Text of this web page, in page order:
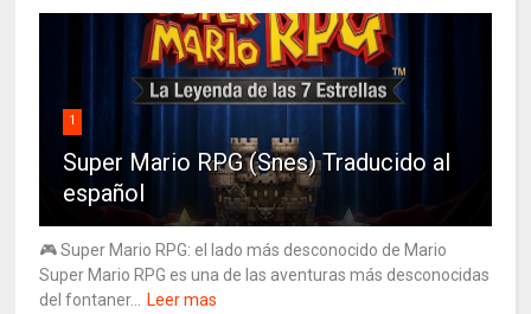
1
Super Mario RPG (Snes) Traducido al
español
🎮 Super Mario RPG: el lado más desconocido de Mario
Super Mario RPG es una de las aventuras más desconocidas
del fontaner...
Leer mas